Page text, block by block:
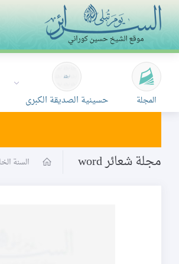
المجلة حسينية الصديقة الكبرى
مجلة شعائر word
السنة